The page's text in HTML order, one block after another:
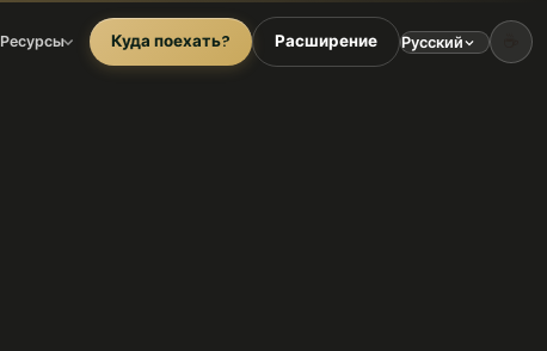
Ресурсы Куда поехать? Расширение